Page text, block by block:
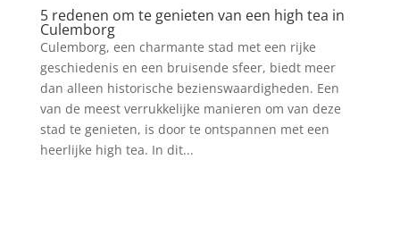
5 redenen om te genieten van een high tea in
Culemborg
Culemborg, een charmante stad met een rijke
geschiedenis en een bruisende sfeer, biedt meer
dan alleen historische bezienswaardigheden. Een
van de meest verrukkelijke manieren om van deze
stad te genieten, is door te ontspannen met een
heerlijke high tea. In dit...